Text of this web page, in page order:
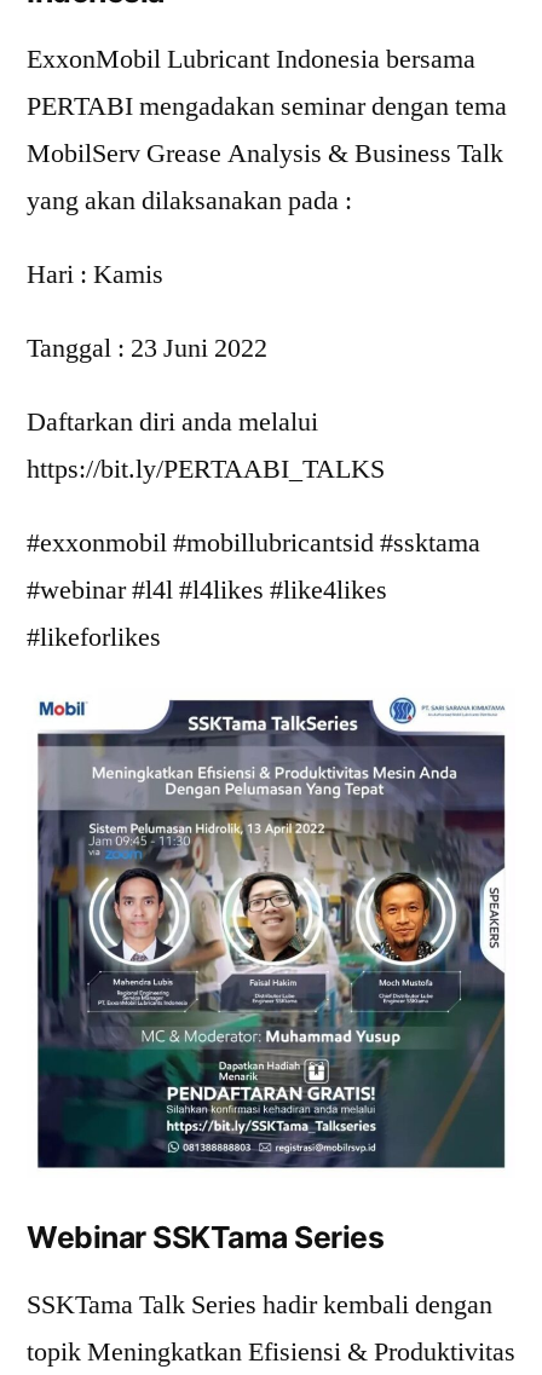
ExxonMobil Lubricant Indonesia bersama
PERTABI mengadakan seminar dengan tema
MobilServ Grease Analysis & Business Talk
yang akan dilaksanakan pada :
Hari : Kamis
Tanggal : 23 Juni 2022
Daftarkan diri anda melalui
https://bit.ly/PERTAABI_TALKS
#exxonmobil #mobillubricantsid #ssktama
#webinar #l4l #l4likes #like4likes
#likeforlikes
Webinar SSKTama Series
SSKTama Talk Series hadir kembali dengan
topik Meningkatkan Efisiensi & Produktivitas